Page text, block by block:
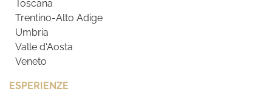
Toscana
Trentino-Alto Adige
Umbria
Valle d'Aosta
Veneto
ESPERIENZE